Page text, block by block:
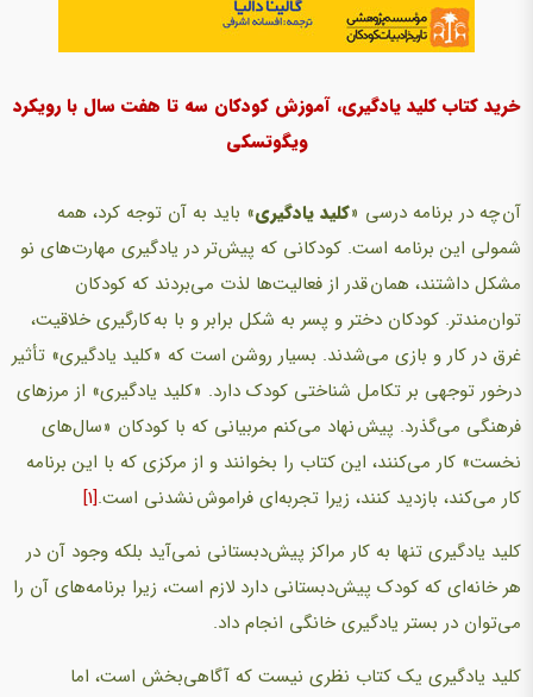
خرید کتاب کلید یادگیری، آموزش کودکان سه تا هفت سال با رویکرد
ویگوتسکی
آن چه در برنامه درسی «کلید یادگیری» باید به آن توجه کرد، همه
شمولی این برنامه است. کودکانی که پیش‌تر در یادگیری مهارت‌های نو
مشکل داشتند، همان قدر از فعالیت‌ها لذت می‌بردند که کودکان
توان‌مند‌تر. کودکان دختر و پسر به شکل برابر و با به کارگیری خلاقیت،
غرق در کار و بازی می‌شدند. بسیار روشن است که «کلید یادگیری» تأثیر
درخور توجهی بر تکامل شناختی کودک دارد. «کلید یادگیری» از مرزهای
فرهنگی می‌گذرد. پیش نهاد می‌کنم مربیانی که با کودکان «سال‌های
نخست» کار می‌کنند، این کتاب را بخوانند و از مرکزی که با این برنامه
کار می‌کند، بازدید کنند، زیرا تجربه‌ای فراموش نشدنی است.[1]
کلید یادگیری تنها به کار مراکز پیش‌دبستانی نمی‌آید بلکه وجود آن در
هر خانه‌ای که کودک پیش‌دبستانی دارد لازم است، زیرا برنامه‌های آن را
می‌توان در بستر یادگیری خانگی انجام داد.
کلید یادگیری یک کتاب نظری نیست که آگاهی‌بخش است، اما